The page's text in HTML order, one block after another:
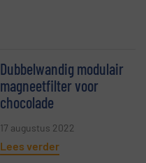
Dubbelwandig modulair
magneetfilter voor
chocolade
17 augustus 2022
Lees verder